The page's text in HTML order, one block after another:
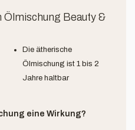
Ölmischung Beauty &
Die ätherische
Ölmischung ist 1 bis 2
Jahre haltbar
eine Wirkung?